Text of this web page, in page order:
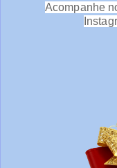
Acompanhe